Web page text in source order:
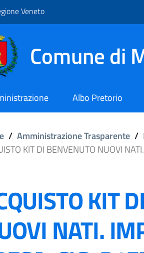
Veneto
Comune di
Albo Pretorio
/ Amministrazione Trasparente /
KIT DI BENVENUTO NUOVI
KIT
NATI.